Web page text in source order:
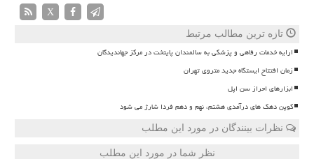
X
تازه ترین مطالب مرتبط
ارایه خدمات رفاهی و پزشکی به سالمندان پایتخت در مرکز جهاندیدگان
زمان افتتاح ایستگاه جدید متروی تهران
ابزارهای احراز سن اپل
کوپن دهک های درآمدی هشتم، نهم و دهم فردا شارژ می شود
نظرات بینندگان در مورد این مطلب
نظر شما در مورد این مطلب